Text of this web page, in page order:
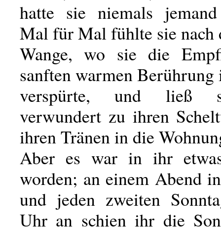
hatte sie niemals
Mal für Mal fühlte sie nach
Wange, wo sie die
sanften warmen
verspürte, und ließ
verwundert zu ihren
ihren Tränen in die
Aber es war in ihr
worden; an einem Abend
und jeden zweiten
Uhr an schien ihr die